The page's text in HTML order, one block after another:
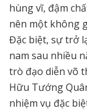
hùng vĩ, đậm
nên một không
Đặc biệt, sự trở
nam sau nhiều
trò đạo diễn võ
Hữu Tướng
nhiệm vụ đặc